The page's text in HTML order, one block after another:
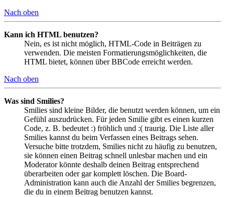
Nach oben
Kann ich HTML benutzen?
Nein, es ist nicht möglich, HTML-Code in Beiträgen zu
verwenden. Die meisten Formatierungsmöglichkeiten, die
HTML bietet, können über BBCode erreicht werden.
Nach oben
Was sind Smilies?
Smilies sind kleine Bilder, die benutzt werden können, um ein
Gefühl auszudrücken. Für jeden Smilie gibt es einen kurzen
Code, z. B. bedeutet :) fröhlich und :( traurig. Die Liste aller
Smilies kannst du beim Verfassen eines Beitrags sehen.
Versuche bitte trotzdem, Smilies nicht zu häufig zu benutzen,
sie können einen Beitrag schnell unlesbar machen und ein
Moderator könnte deshalb deinen Beitrag entsprechend
überarbeiten oder gar komplett löschen. Die Board-
Administration kann auch die Anzahl der Smilies begrenzen,
die du in einem Beitrag benutzen kannst.